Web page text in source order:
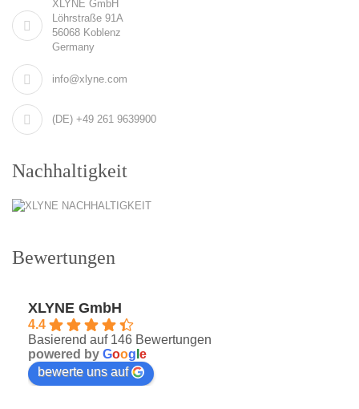
XLYNE GmbH
Löhrstraße 91A
56068 Koblenz
Germany
info@xlyne.com
(DE) +49 261 9639900
Nachhaltigkeit
Bewertungen
XLYNE GmbH
4.4
Basierend auf 146 Bewertungen
powered by Goog e
bewerte uns auf